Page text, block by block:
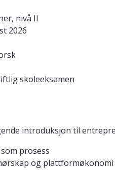
nivå II
2026
skoleeksamen
introduksjon til
prosess
og plattformøkonomi